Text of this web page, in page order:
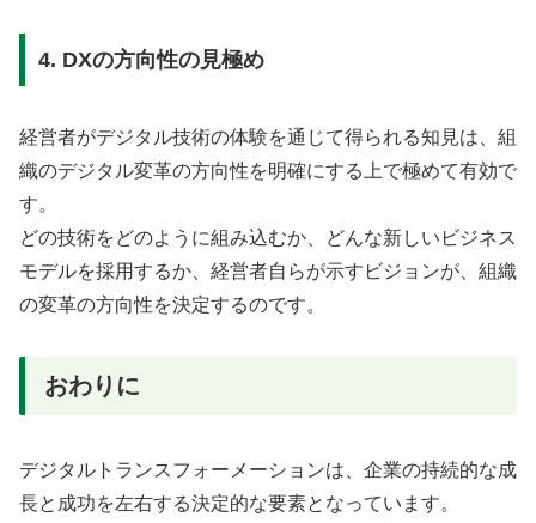
4. DXの方向性の見極め
経営者がデジタル技術の体験を通じて得られる知見は、組
織のデジタル変革の方向性を明確にする上で極めて有効で
す。
どの技術をどのように組み込むか、どんな新しいビジネス
モデルを採用するか、経営者自らが示すビジョンが、組織
の変革の方向性を決定するのです。
おわりに
デジタルトランスフォーメーションは、企業の持続的な成
長と成功を左右する決定的な要素となっています。